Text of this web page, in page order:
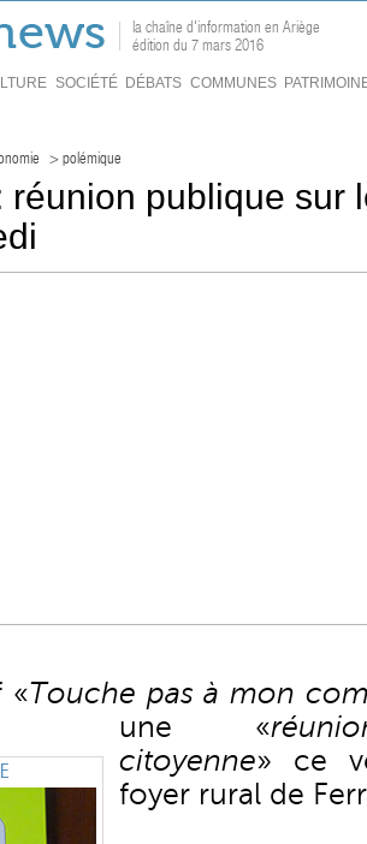
la chaîne d'information en Ariège
édition du 7 mars 2016
SOCIÉTÉ DÉBATS COMMUNES
> polémique
réunion publique sur
«Touche pas à mon
une «
citoyenne» ce
foyer rural de